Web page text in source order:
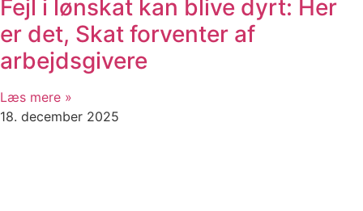
Fejl i lønskat kan blive dyrt: Her
er det, Skat forventer af
arbejdsgivere
Læs mere »
18. december 2025